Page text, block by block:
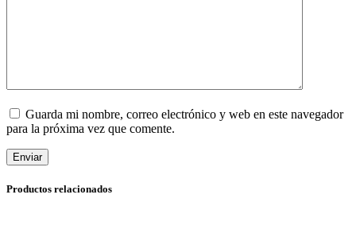
Guarda mi nombre, correo electrónico y web en este navegador
para la próxima vez que comente.
Enviar
Productos relacionados